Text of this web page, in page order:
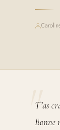
T’as
Bonne